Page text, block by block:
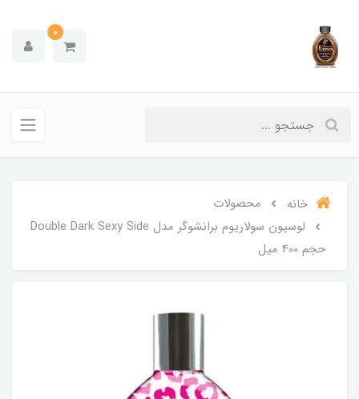
0
خانه
محصولات
لوسیون سولاریوم برانشوگر مدل Double Dark Sexy Side
حجم 400 میل